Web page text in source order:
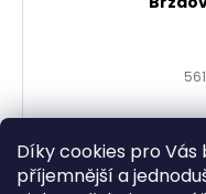
Díky cookies pro
příjemnější a